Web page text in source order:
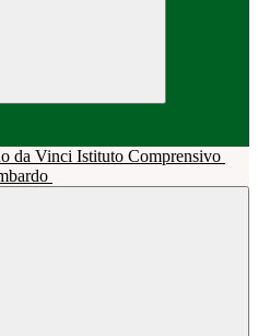
Istituto Comprensivo